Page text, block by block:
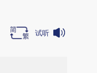
试听